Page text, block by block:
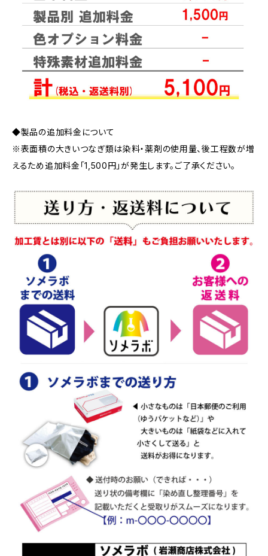
◆製品の追加料金について
※表面積の大きいつなぎ類は染料・薬剤の使用量、後工程数が増
えるため追加料金「1,500円」が発生します。ご了承ください。